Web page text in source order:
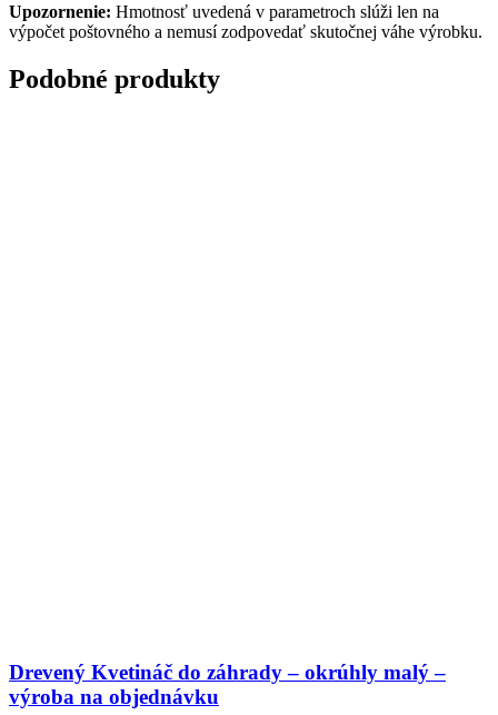
Upozornenie: Hmotnosť uvedená v parametroch slúži len na
výpočet poštovného a nemusí zodpovedať skutočnej váhe výrobku.
Podobné produkty
Drevený Kvetináč do záhrady – okrúhly malý –
výroba na objednávku